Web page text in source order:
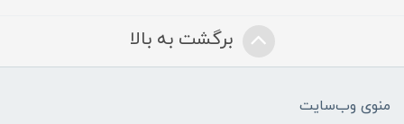
برگشت به بالا
منوی وب‌سایت